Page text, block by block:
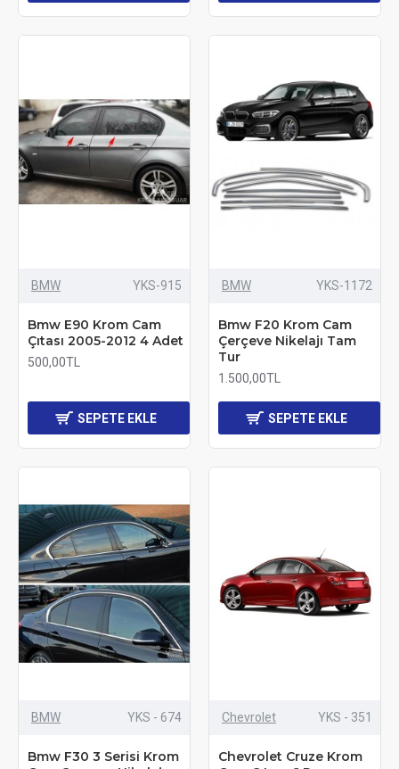
BMW YKS-915
Bmw E90 Krom Cam
Çıtası 2005-2012 4 Adet
500,00TL
SEPETE EKLE
BMW YKS-1172
Bmw F20 Krom Cam
Çerçeve Nikelajı Tam
Tur
1.500,00TL
SEPETE EKLE
BMW YKS - 674
Bmw F30 3 Serisi Krom
Chevrolet YKS - 351
Chevrolet Cruze Krom